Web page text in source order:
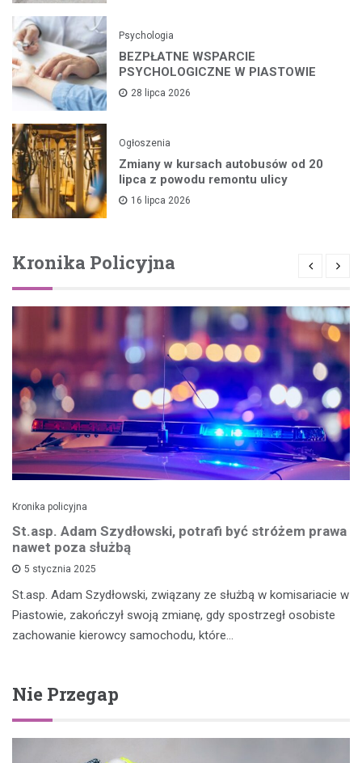
Psychologia
BEZPŁATNE WSPARCIE
PSYCHOLOGICZNE W PIASTOWIE
28 lipca 2026
Ogłoszenia
Zmiany w kursach autobusów od 20
lipca z powodu remontu ulicy
16 lipca 2026
Kronika Policyjna
Kronika policyjna
St.asp. Adam Szydłowski, potrafi być stróżem prawa
nawet poza służbą
5 stycznia 2025
St.asp. Adam Szydłowski, związany ze służbą w komisariacie w
Piastowie, zakończył swoją zmianę, gdy spostrzegł osobiste
zachowanie kierowcy samochodu, które…
Nie Przegap